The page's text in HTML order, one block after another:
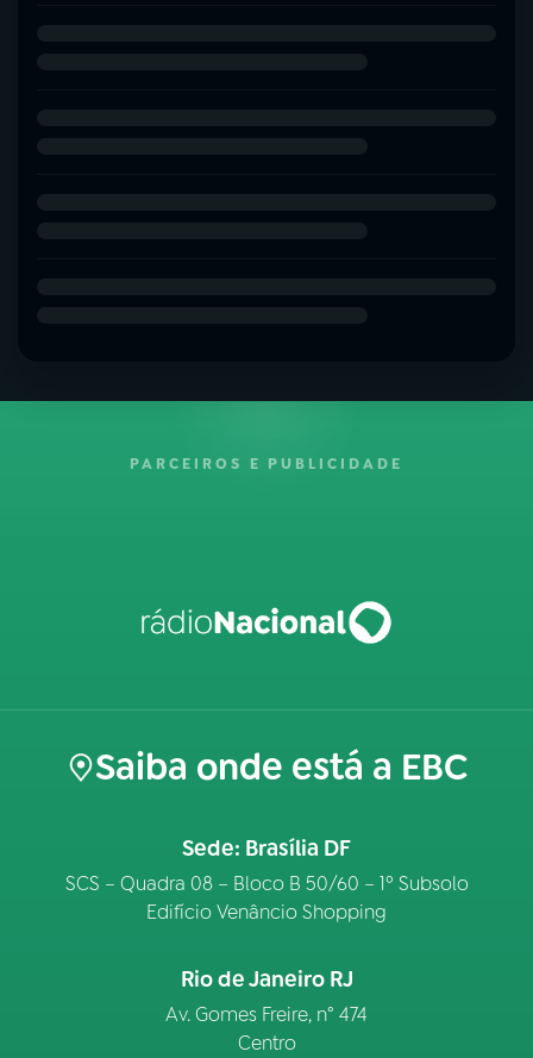
PARCEIROS E PUBLICIDADE
Saiba onde está a EBC
Sede: Brasília DF
SCS – Quadra 08 – Bloco B 50/60 – 1º Subsolo
Edifício Venâncio Shopping
Rio de Janeiro RJ
Av. Gomes Freire, n° 474
Centro